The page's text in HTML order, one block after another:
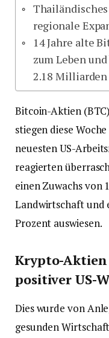
regionale
14 Jahre alte
zum Leben
2.18
Bitcoin-Aktien
stiegen diese
neuesten US-
reagierten
einen Zuwachs von
Landwirtschaft und
Prozent auswiesen.
Krypto-
positiver US-
Dies wurde von
gesunden